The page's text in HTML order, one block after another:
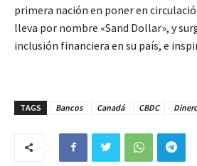
primera nación en poner en
lleva por nombre «Sand Dollar», y
inclusión financiera en su país, e
TAGS Bancos Canadá CBDC